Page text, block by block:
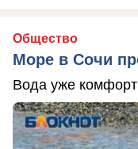
Общество
Море в Сочи
Вода уже